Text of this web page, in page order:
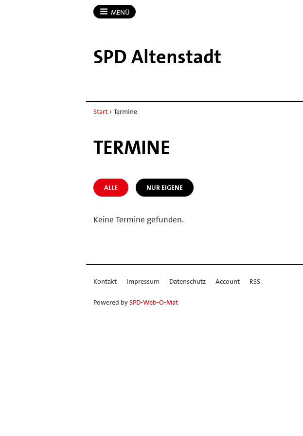
MENÜ
SPD Altenstadt
Start › Termine
TERMINE
ALLE NUR EIGENE
Keine Termine gefunden.
Kontakt Impressum Datenschutz Account RSS
Powered bySPD-Web-O-Mat